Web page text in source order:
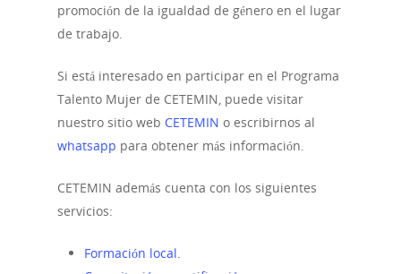
promoción de la igualdad de género en el lugar
de trabajo.
Si está interesado en participar en el Programa
Talento Mujer de CETEMIN, puede visitar
nuestro sitio web CETEMIN o escribirnos al
whatsapp para obtener más información.
CETEMIN además cuenta con los siguientes
servicios:
Formación local.